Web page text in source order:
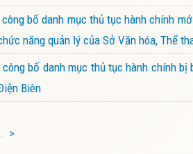
bố danh mục thủ tục hành chính
năng quản lý của Sở Văn hóa, Thể
bố danh mục thủ tục hành chính
Biên
>